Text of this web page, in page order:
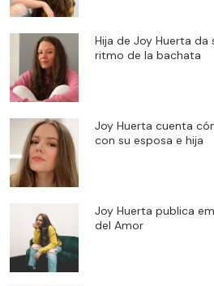
Hija de Joy Huerta da
ritmo de la bachata
Joy Huerta cuenta
con su esposa e hija
Joy Huerta publica
del Amor